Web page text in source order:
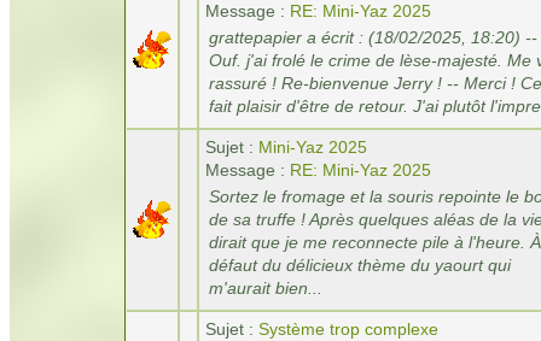
Message : RE: Mini-Yaz 2025
grattepapier a écrit : (18/02/2025, 18:20) --
Ouf. j'ai frolé le crime de lèse-majesté. Me
rassuré ! Re-bienvenue Jerry ! -- Merci !
fait plaisir d'être de retour. J'ai plutôt
Sujet : Mini-Yaz 2025
Message : RE: Mini-Yaz 2025
Sortez le fromage et la souris repointe le
de sa truffe ! Après quelques aléas de la
dirait que je me reconnecte pile à l'heure. À
défaut du délicieux thème du yaourt qui
m'aurait bien...
Sujet : Système trop complexe